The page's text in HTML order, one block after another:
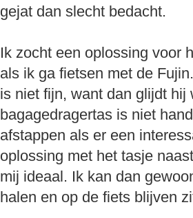
gejat dan slecht bedacht.
Ik zocht een oplossing voor
als ik ga fietsen met de
is niet fijn, want dan glijdt hij
bagagedragertas is niet
afstappen als er een
oplossing met het tasje
mij ideaal. Ik kan dan
halen en op de fiets blijven